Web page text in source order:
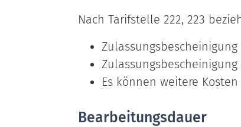
Nach Tarifstelle 222, 223
Zulassungsbescheinigung
Zulassungsbescheinigung
Es können weitere
Bearbeitungsdauer